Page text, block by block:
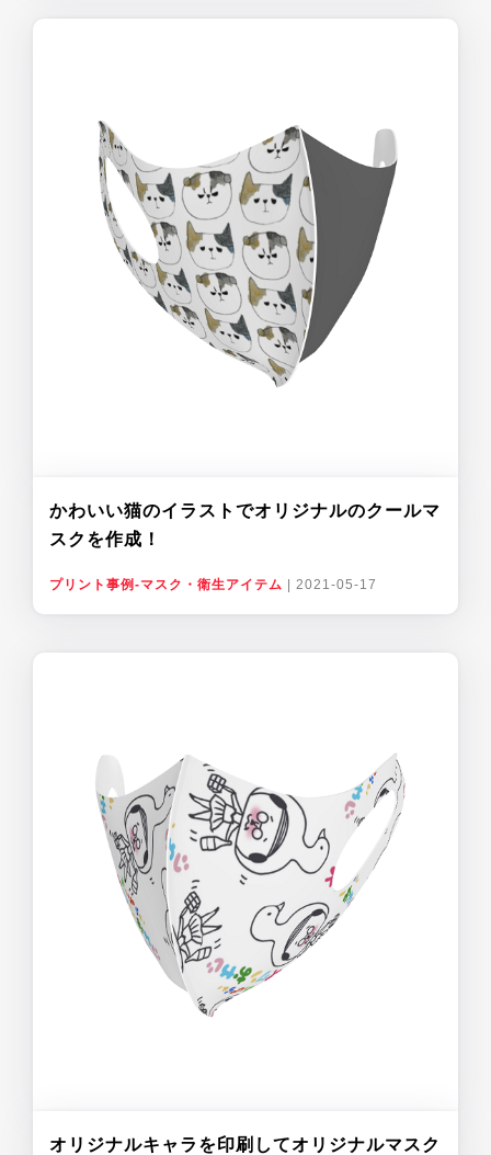
かわいい猫のイラストでオリジナルのクールマ
スクを作成！
プリント事例-マスク・衛生アイテム 2021-05-17
オリジナルキャラを印刷してオリジナルマスク